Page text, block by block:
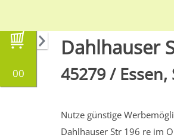
00
Dahlhauser
45279 /
Nutze günstige
Dahlhauser Str 196 re im